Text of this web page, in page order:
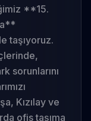
**15.
taşıyoruz.
sorunlarını
Kızılay ve
ofis taşıma